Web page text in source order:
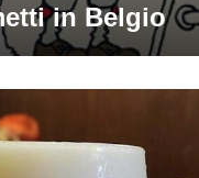
in Belgio